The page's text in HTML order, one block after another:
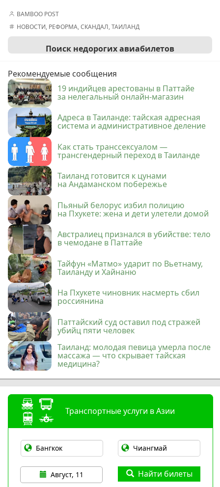
BAMBOO POST
НОВОСТИ, РЕФОРМА,СКАНДАЛ,ТАИЛАНД
Поиск недорогих авиабилетов
Рекомендуемые сообщения
19 индийцев арестованы в Паттайе
за нелегальный онлайн-магазин
Адреса в Таиланде: тайская адресная
система и административное деление
Как стать транссексуалом —
трансгендерный переход в Таиланде
Таиланд готовится к цунами
на Андаманском побережье
Пьяный белорус избил полицию
на Пхукете: жена и дети улетели домой
Австралиец признался в убийстве: тело
в чемодане в Паттайе
Тайфун «Матмо» ударит по Вьетнаму,
Таиланду и Хайнаню
На Пхукете чиновник насмерть сбил
россиянина
Паттайский суд оставил под стражей
убийц пяти человек
Таиланд: молодая певица умерла после
массажа — что скрывает тайская
медицина?
Транспортные услуги в Азии
Август, 11 Найти билеты